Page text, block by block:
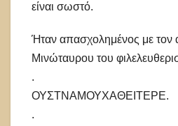
είναι σωστό.
Ήταν απασχολημένος με τον
Μινώταυρου του
.
ΟΥΣΤΝΑΜΟΥΧΑΘΕΙΤΕΡΕ.
.